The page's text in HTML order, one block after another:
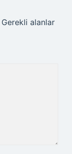
Gerekli alanlar